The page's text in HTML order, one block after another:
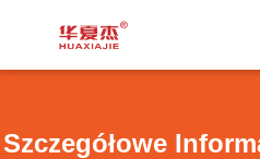
Szczegółowe